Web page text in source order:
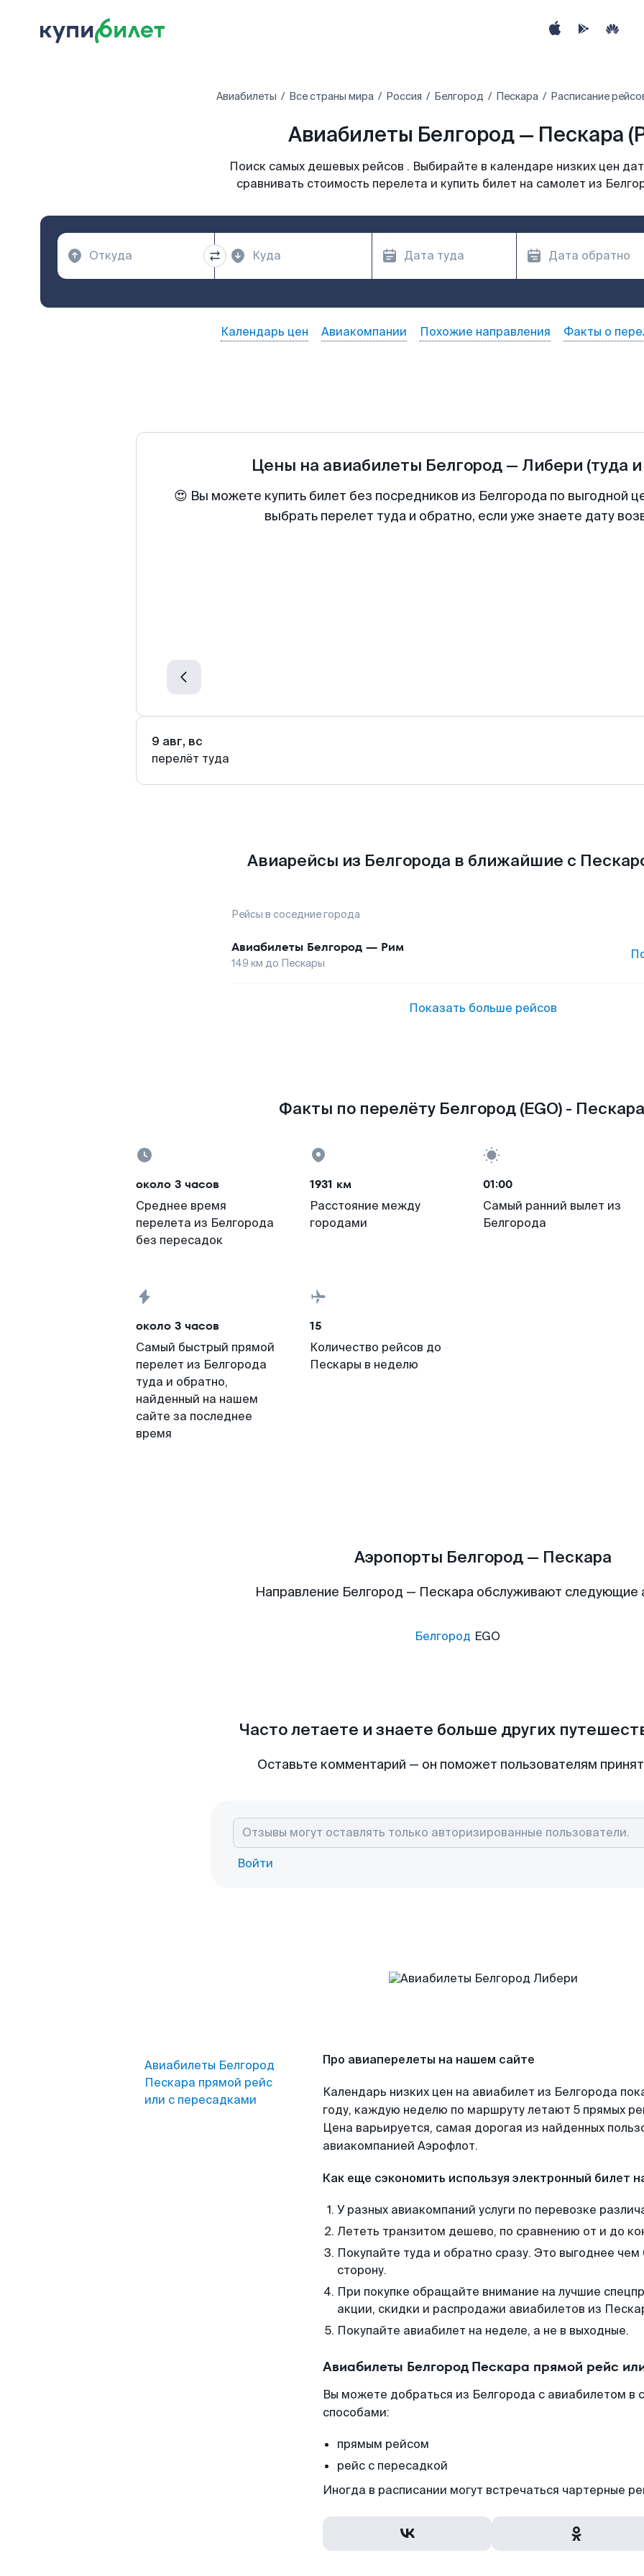
Авиабилеты Все страны мира Россия Белгород Пескара Расписание
Авиабилеты Белгород — Пескара
Поиск самых дешевых рейсов . Выбирайте в календаре низких цен
сравнивать стоимость перелета и купить билет на самолет из
Календарь цен Авиакомпании Похожие направления Факты о
Цены на авиабилеты Белгород— Либери (туда
😍 Вы можете купить билет без посредников из Белгорода по выгодной
выбрать перелет туда и обратно, если уже знаете дату
9 авг, вс
перелёт туда
Авиарейсы из Белгорода в ближайшие с
Рейсы в соседние города
Авиабилеты Белгород — Рим
149 км до Пескары
Показать больше рейсов
Факты по перелёту Белгород (EGO) - Пескара
около 3 часов
Среднее время
перелета из Белгорода
без пересадок
1931 км
Расстояние между
городами
01:00
Самый ранний вылет из
Белгорода
около 3 часов
Самый быстрый прямой
перелет из Белгорода
туда и обратно,
найденный на нашем
сайте за последнее
время
15
Количество рейсов до
Пескары в неделю
Аэропорты Белгород — Пескара
Направление Белгород — Пескара обслуживают следующие
Белгород EGO
Часто летаете и знаете больше других
Оставьте комментарий — он поможет пользователям
Войти
Авиабилеты Белгород
Пескара прямой рейс
или с пересадками
Про авиаперелеты на нашем сайте
Календарь низких цен на авиабилет из Белгорода
году, каждую неделю по маршруту летают 5 прямых
Цена варьируется, самая дорогая из найденных
авиакомпанией Аэрофлот.
Как еще сэкономить используя электронный билет
У разных авиакомпаний услуги по перевозке
Лететь транзитом дешево, по сравнению от и до
Покупайте туда и обратно сразу. Это выгоднее
сторону.
При покупке обращайте внимание на лучшие
акции, скидки и распродажи авиабилетов из
Покупайте авиабилет на неделе, а не в выходные.
Авиабилеты Белгород Пескара прямой рейс
Вы можете добраться из Белгорода с авиабилетом в
способами:
прямым рейсом
рейс с пересадкой
Иногда в расписании могут встречаться чартерные